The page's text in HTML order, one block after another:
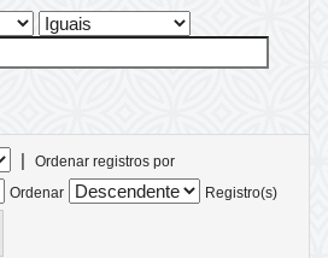
|
Ordenar registros por
Ordenar
Registro(s)